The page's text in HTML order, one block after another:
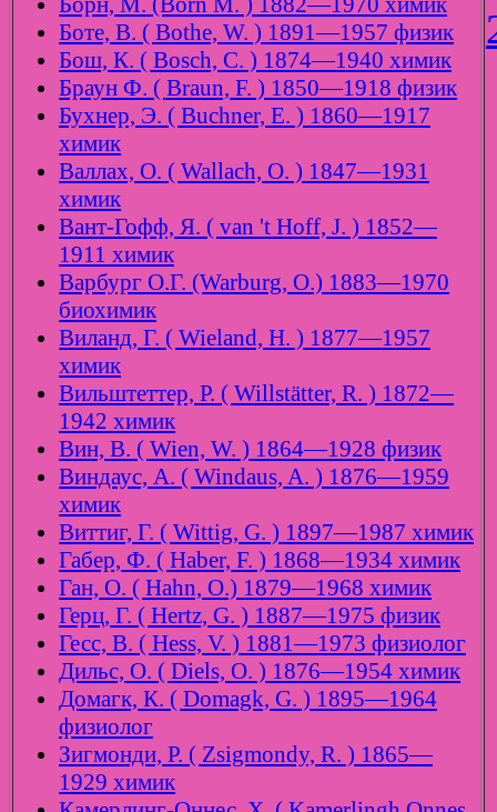
Боте, В. ( Bothe, W. ) 1891—1957 физик
Бош, К. ( Bosch, C. ) 1874—1940 химик
Браун Ф. ( Braun, F. ) 1850—1918 физик
Бухнер, Э. ( Buchner, E. ) 1860—1917
химик
Валлах, О. ( Wallach, O. ) 1847—1931
химик
Вант-Гофф, Я. ( van 't Hoff, J. ) 1852—
1911 химик
Варбург О.Г. (Warburg, O.) 1883—1970
биохимик
Виланд, Г. ( Wieland, H. ) 1877—1957
химик
Вильштеттер, Р. ( Willstätter, R. ) 1872—
1942 химик
Вин, В. ( Wien, W. ) 1864—1928 физик
Виндаус, А. ( Windaus, A. ) 1876—1959
химик
Виттиг, Г. ( Wittig, G. ) 1897—1987 химик
Габер, Ф. ( Haber, F. ) 1868—1934 химик
Ган, О. ( Hahn, O.) 1879—1968 химик
Герц, Г. ( Hertz, G. ) 1887—1975 физик
Гесс, В. ( Hess, V. ) 1881—1973 физиолог
Дильс, О. ( Diels, O. ) 1876—1954 химик
Домагк, К. ( Domagk, G. ) 1895—1964
физиолог
Зигмонди, Р. ( Zsigmondy, R. ) 1865—
1929 химик